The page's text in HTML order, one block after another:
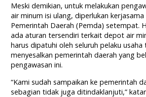
Meski demikian, untuk melakukan
air minum isi ulang, diperlukan
Pemerintah Daerah (Pemda) setempat.
ada aturan tersendiri terkait depot air
harus dipatuhi oleh seluruh pelaku usaha
menyesalkan pemerintah daerah yang
pengawasan ini.
“Kami sudah sampaikan ke pemerintah
sebagian tidak juga ditindaklanjuti,”